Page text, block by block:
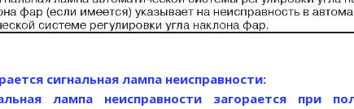
сигнальная лампа неисправности:
лампа неисправности загорается при